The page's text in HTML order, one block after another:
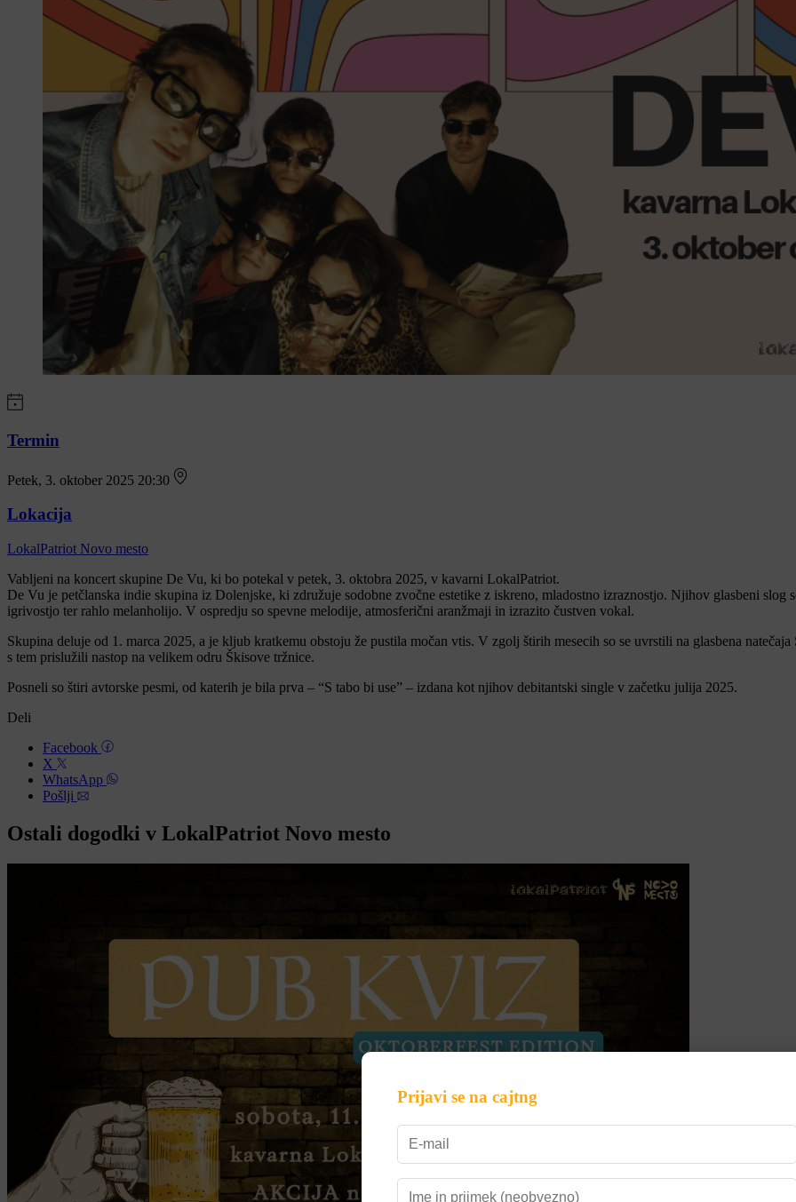
Termin
Petek, 3. oktober 2025 20:30
Lokacija
LokalPatriot Novo mesto
Vabljeni na koncert skupine De Vu, ki bo potekal v petek, 3. oktobra 2025, v kavarni LokalPatriot.
De Vu je petčlanska indie skupina iz Dolenjske, ki združuje sodobne zvočne estetike z iskreno, mladostno izraznostjo. Njihov glasbeni
igrivostjo ter rahlo melanholijo. V ospredju so spevne melodije, atmosferični aranžmaji in izrazito čustven vokal.
Skupina deluje od 1. marca 2025, a je kljub kratkemu obstoju že pustila močan vtis. V zgolj štirih mesecih so se uvrstili na glasbena
s tem prislužili nastop na velikem odru Škisove tržnice.
Posneli so štiri avtorske pesmi, od katerih je bila prva – “S tabo bi use” – izdana kot njihov debitantski single v začetku julija 2025.
Deli
Facebook
X
WhatsApp
Pošlji
Ostali dogodki v LokalPatriot Novo mesto
Prijavi se na cajtng